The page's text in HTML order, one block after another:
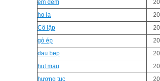
em dem
ho la
Cô lập
gò ép
dau bep
hut mau
hương tục